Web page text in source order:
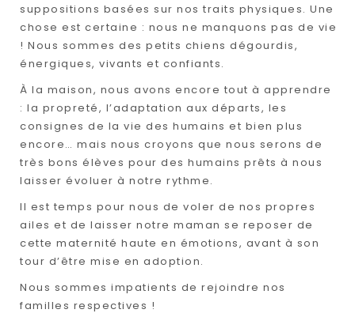
suppositions basées sur nos traits physiques. Une
chose est certaine : nous ne manquons pas de vie
! Nous sommes des petits chiens dégourdis,
énergiques, vivants et confiants.
À la maison, nous avons encore tout à apprendre
: la propreté, l’adaptation aux départs, les
consignes de la vie des humains et bien plus
encore… mais nous croyons que nous serons de
très bons élèves pour des humains prêts à nous
laisser évoluer à notre rythme.
Il est temps pour nous de voler de nos propres
ailes et de laisser notre maman se reposer de
cette maternité haute en émotions, avant à son
tour d’être mise en adoption.
Nous sommes impatients de rejoindre nos
familles respectives !